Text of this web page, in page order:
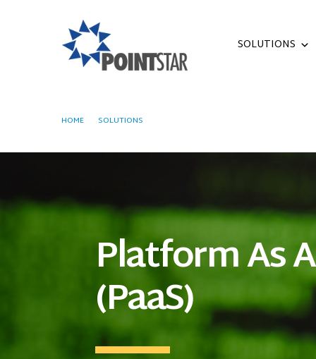
SOLUTIONS
HOME SOLUTIONS
Platform As
(PaaS)